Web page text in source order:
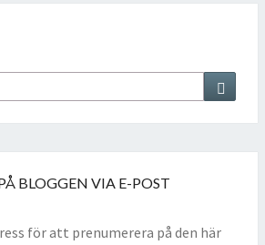
Sök
BLOGGEN VIA E-POST
för att prenumerera på den här